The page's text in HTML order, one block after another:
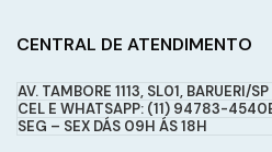
CENTRAL DE ATENDIMENTO
AV. TAMBORE 1113, SL01,
CEL E WHATSAPP: (11) 94783-4540
SEG – SEX DÁS 09H ÁS 18H